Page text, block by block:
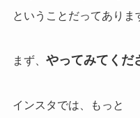
ということだってありま
まず、 やってみてくだ
インスタでは、もっと